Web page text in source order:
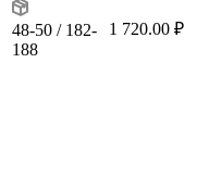
48-50 / 182-
188
1 720.00 ₽